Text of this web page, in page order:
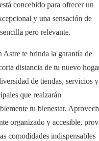
concebido para ofrecer un
y una sensación de
pero relevante.
Astre te brinda la garantía de
distancia de tu nuevo
de tiendas, servicios y
que realzarán
tu bienestar.
organizado y accesible,
comodidades indispensables